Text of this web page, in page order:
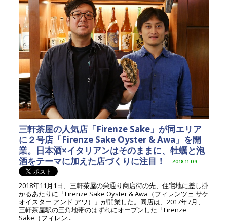
三軒茶屋の人気店「Firenze Sake」が同エリア
に２号店「Firenze Sake Oyster & Awa」を開
業。日本酒×イタリアンはそのままに、牡蠣と泡
酒をテーマに加えた店づくりに注目！
2018.11.09
2018年11月1日、三軒茶屋の栄通り商店街の先、住宅地に差し掛
かるあたりに「Firenze Sake Oyster & Awa（フィレンツェ サケ
オイスター アンド アワ）」が開業した。同店は、2017年7月、
三軒茶屋駅の三角地帯のはずれにオープンした「Firenze
Sake（フィレン...